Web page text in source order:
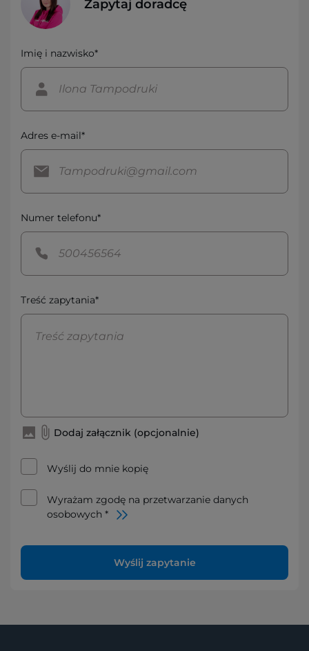
Zapytaj doradcę
Imię i nazwisko*
Adres e-mail*
Numer telefonu*
Treść zapytania*
Dodaj załącznik (opcjonalnie)
Wyślij do mnie kopię
Wyrażam zgodę na przetwarzanie danych
osobowych *
Wyślij zapytanie